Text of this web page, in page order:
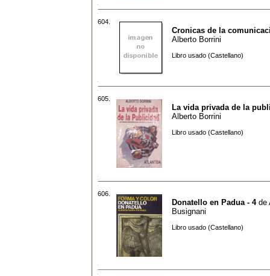
604.
Cronicas de la
Alberto Borrini
Libro usado (Castellano)
605.
La vida privada de la
Alberto Borrini
Libro usado (Castellano)
606.
Donatello en Padua - 4de
Busignani
Libro usado (Castellano)